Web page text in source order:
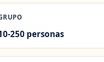
250 personas